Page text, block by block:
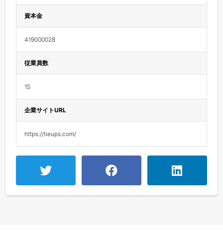
資本金
419000028
従業員数
15
企業サイトURL
https://tieups.com/